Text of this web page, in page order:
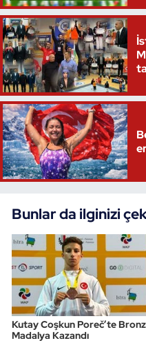
Bunlar da ilginizi
Kutay Coşkun Poreč’te Bronz
Madalya Kazandı